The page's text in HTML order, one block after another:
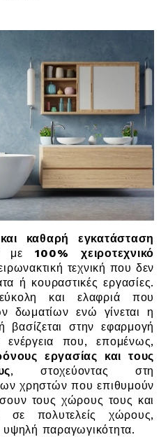
καθαρή εγκατάσταση
με100% χειροτεχνικό
τεχνική που δεν
ή κουραστικές εργασίες.
και ελαφριά που
δωματίων ενώ γίνεται η
στην εφαρμογή
που, επομένως,
εργασίας και τους
, στοχεύοντας στη
χρηστών που επιθυμούν
τους χώρους τους και
σε πολυτελείς χώρους,
υψηλή παραγωγικότητα.